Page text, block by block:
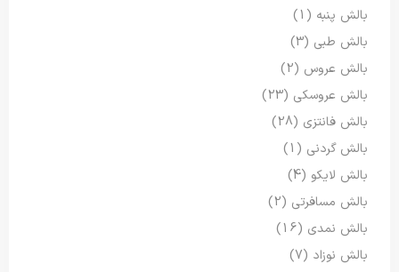
بالش پنبه (1)
بالش طبی (3)
بالش عروس (2)
بالش عروسکی (23)
بالش فانتزی (28)
بالش گردنی (1)
بالش لایکو (4)
بالش مسافرتی (2)
بالش نمدی (16)
بالش نوزاد (7)